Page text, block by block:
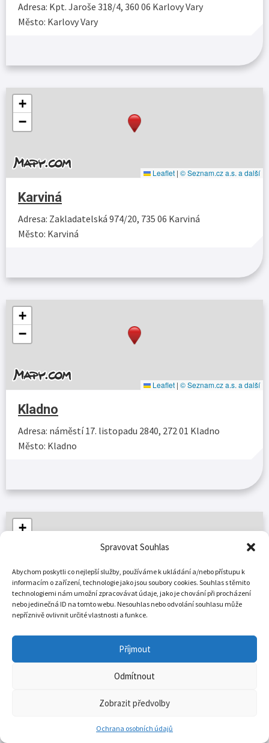
Spravovat Souhlas
Abychom poskytli co nejlepší služby, používáme k ukládání a/nebo přístupu k
informacím o zařízení, technologie jako jsou soubory cookies. Souhlas s těmito
technologiemi nám umožní zpracovávat údaje, jako je chování při procházení
nebo jedinečná ID na tomto webu. Nesouhlas nebo odvolání souhlasu může
nepříznivě ovlivnit určité vlastnosti a funkce.
Příjmout
Odmítnout
Zobrazit předvolby
Ochrana osobních údajů
Adresa: Kpt. Jaroše 318/4, 360 06 Karlovy Vary
Město: Karlovy Vary
+
−
Leaflet | © Seznam.cz a.s. a další
Karviná
Adresa: Zakladatelská 974/20, 735 06 Karviná
Město: Karviná
+
−
Leaflet | © Seznam.cz a.s. a další
Kladno
Adresa: náměstí 17. listopadu 2840, 272 01 Kladno
Město: Kladno
+
Leaflet| © Seznam.cz a.s. a další
Středočeský soudní kraj
Adresa: náměstí 17. listopadu 2840, 272 01 Kladno